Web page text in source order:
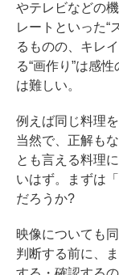
やテレビなどの
レートといった“
るものの、キレ
る“画作り”は感
は難しい。
例えば同じ料理
当然で、正解も
とも言える料理
いはず。まずは
だろうか?
映像についても
判断する前に、